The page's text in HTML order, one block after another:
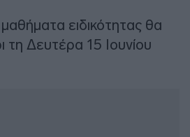
ειδικότητας θα
τη Δευτέρα 15 Ιουνίου